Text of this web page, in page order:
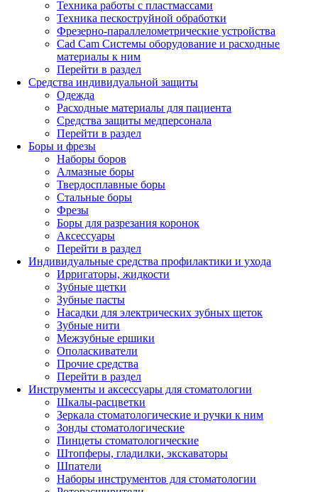
Техника работы с пластмассами
Техника пескоструйной обработки
Фрезерно-параллелометрические устройства
Cad Cam Системы оборудование и расходные
материалы к ним
Перейти в раздел
Средства индивидуальной защиты
Одежда
Расходные материалы для пациента
Средства защиты медперсонала
Перейти в раздел
Боры и фрезы
Наборы боров
Алмазные боры
Твердосплавные боры
Стальные боры
Фрезы
Боры для разрезания коронок
Аксессуары
Перейти в раздел
Индивидуальные средства профилактики и ухода
Ирригаторы, жидкости
Зубные щетки
Зубные пасты
Насадки для электрических зубных щеток
Зубные нити
Межзубные ершики
Ополаскиватели
Прочие средства
Перейти в раздел
Инструменты и аксессуары для стоматологии
Шкалы-расцветки
Зеркала стоматологические и ручки к ним
Зонды стоматологические
Пинцеты стоматологические
Штопферы, гладилки, экскаваторы
Шпатели
Наборы инструментов для стоматологии